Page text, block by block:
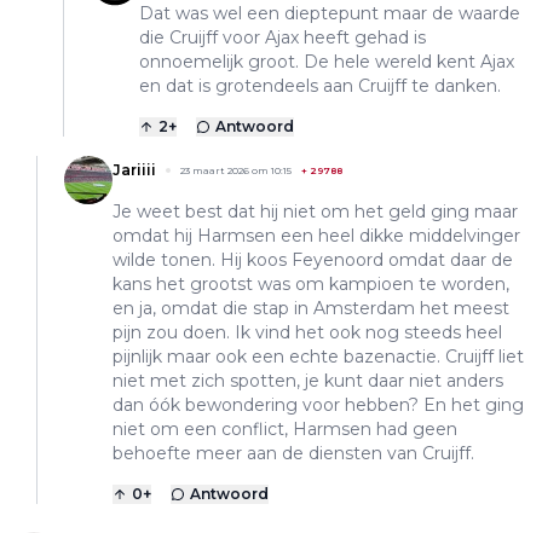
Dat was wel een dieptepunt maar de waarde
die Cruijff voor Ajax heeft gehad is
onnoemelijk groot. De hele wereld kent Ajax
en dat is grotendeels aan Cruijff te danken.
2+ Antwoord
Jariiii 23 maart 2026 om 10:15 + 29788
Je weet best dat hij niet om het geld ging maar
omdat hij Harmsen een heel dikke middelvinger
wilde tonen. Hij koos Feyenoord omdat daar de
kans het grootst was om kampioen te worden,
en ja, omdat die stap in Amsterdam het meest
pijn zou doen. Ik vind het ook nog steeds heel
pijnlijk maar ook een echte bazenactie. Cruijff liet
niet met zich spotten, je kunt daar niet anders
dan óók bewondering voor hebben? En het ging
niet om een conflict, Harmsen had geen
behoefte meer aan de diensten van Cruijff.
0+ Antwoord